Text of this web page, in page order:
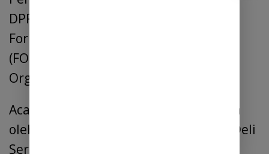
DPRD Kabupaten Deli Serdang, dan
Forum Komunikasi Pimpinan Daerah
(FORKOPIMDA) beserta Pimpinan
Organisasi Kemasyarakatan (ORMAS).
Acara di tutup dengan pembacaan doa
oleh Kementerian Agama Kabupaten Deli
Serdang lalu ditutup dengan sesi foto